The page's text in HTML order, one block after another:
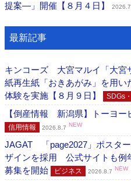
提案―」開催【８月４日】
最新記事
キンコーズ 大宮マルイ「大
紙再生紙「おきあがみ」を用い
体験を実施【８月９日】
SDGs
【倒産情報 新潟県】トーヨ
信用情報 2026.8.7 NEW
JAGAT 「page2027」ポスタ
ザインを採用 公式サイトも例
募集を開始
ビジネス 2026.8.7 NEW